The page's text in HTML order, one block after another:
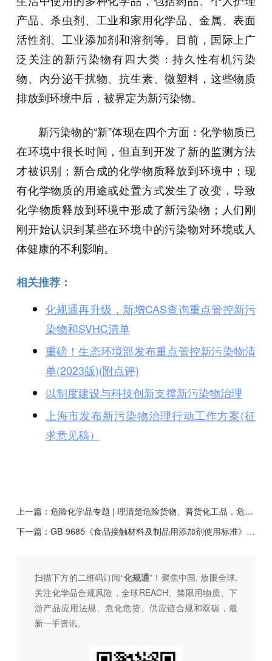
产品、杀虫剂、工业和家用化学品、金属、表面
活性剂、工业添加剂和溶剂等。目前，国际上广
泛关注的新污染物有四大类：持久性有机污染
物、内分泌干扰物、抗生素、微塑料，这些物质
排放到环境中后，被界定为新污染物。
新污染物的“新”体现在四个方面：化学物质已
在环境中很长时间，但直到开发了新的监测方法
才被识别；新合成的化学物质释放到环境中；现
有化学物质的用途或处置方式发生了改变，导致
化学物质释放到环境中形成了新污染物；人们刚
刚开始认识到某些在环境中的污染物对环境或人
体健康的不利影响。
相关推荐：
化规通再升级，新增CAS查询重点管控新污
染物和SVHC清单
重磅！生态环境部发布重点管控新污染物清
单(2023版)(附点评)
以制度建设与科技创新支撑新污染物治理
上海市发布新污染物治理行动工作方案(征
求意见稿）
上一篇： 危险化学品专题 | 理清楚危险货物、普货化工品，危险化学品，非危险化学品的不同申报要点
下一篇： GB 9685《食品接触材料及制品用添加剂使用标准》 第1号修改单（征求意见稿）发布
扫描下方的二维码订阅“化规通”！聚焦中国, 放眼全球,
关注化学品合规风险，全球REACH、禁限用物质、下
游产品应用法规、危化危货、供应链合规和双碳，最
新一手资讯。